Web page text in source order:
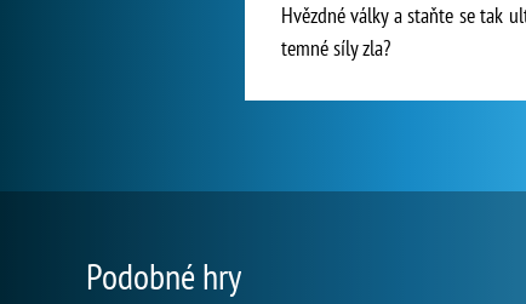
Hvězdné války a staňte se tak
temné síly zla?
Podobné hry